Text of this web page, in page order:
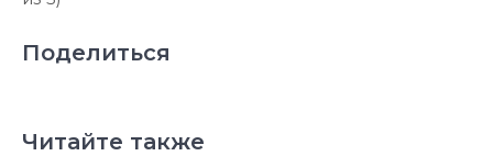
Поделиться
Читайте также